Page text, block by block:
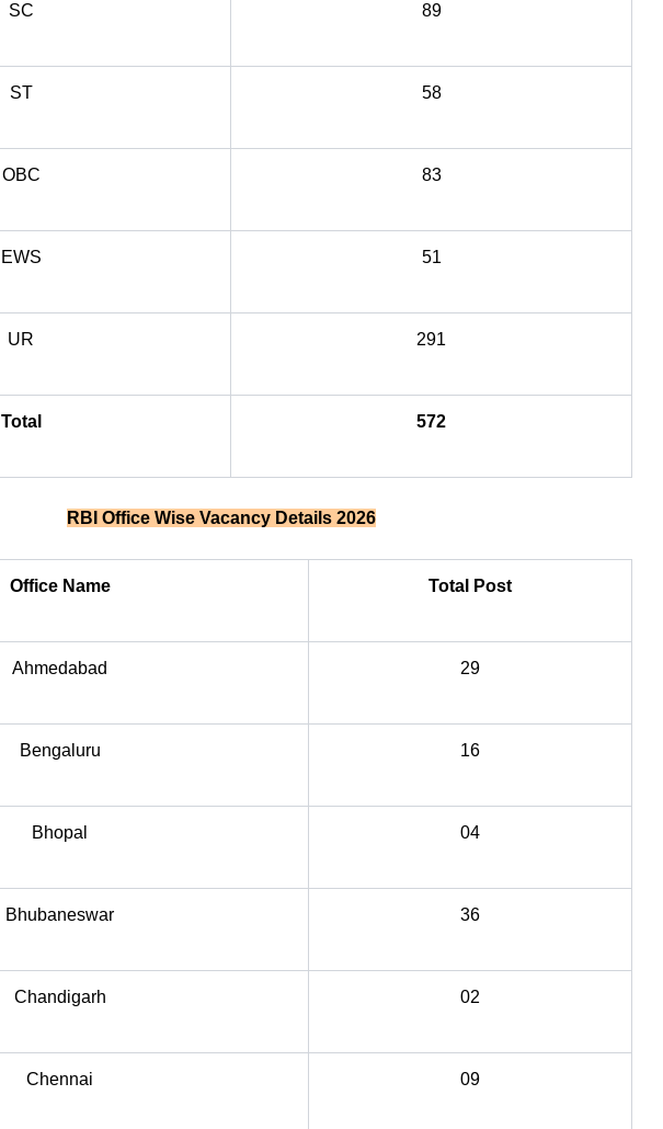
SC 89
ST 58
OBC 83
EWS 51
UR 291
Total 572
RBI Office Wise Vacancy Details 2026
Office Name Total Post
Ahmedabad 29
Bengaluru 16
Bhopal 04
Bhubaneswar 36
Chandigarh 02
Chennai 09